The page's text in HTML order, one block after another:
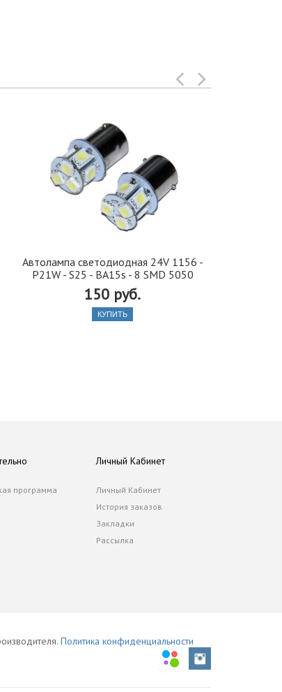
Автолампа cветодиодная 24V 1156 -
P21W - S25 - BA15s - 8 SMD 5050
150 руб.
КУПИТЬ
программа
Личный Кабинет
Личный Кабинет
История заказов
Закладки
Рассылка
Политика конфиденциальности